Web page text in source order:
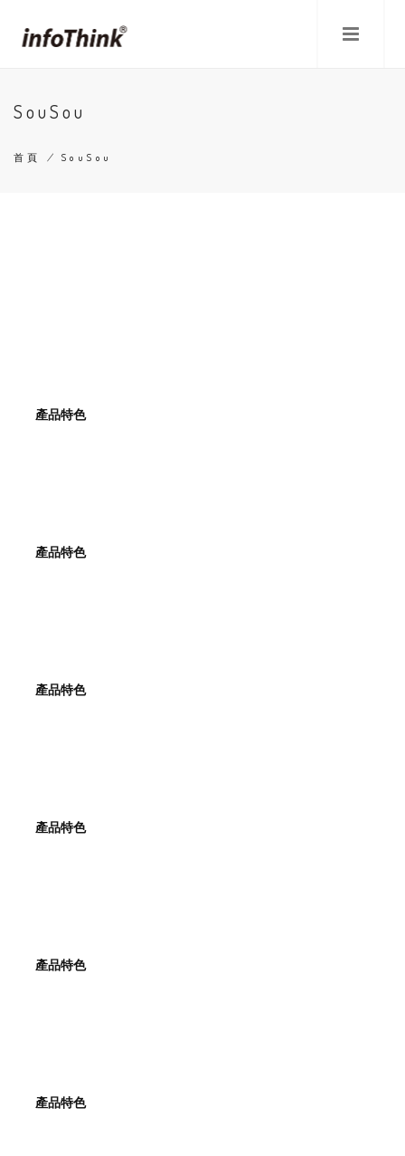
SouSou
首頁 /SouSou
產品特色
產品特色
產品特色
產品特色
產品特色
產品特色